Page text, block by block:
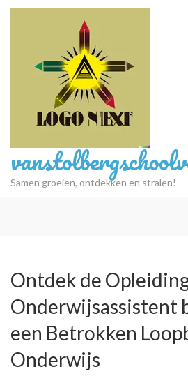
Ga
Samen groeien, ontdekken en stralen!
Ontdek de
Onderwijsassistent
een Betrokken
Onderwijs